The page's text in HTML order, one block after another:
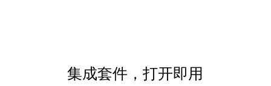
集成套件，打开即用